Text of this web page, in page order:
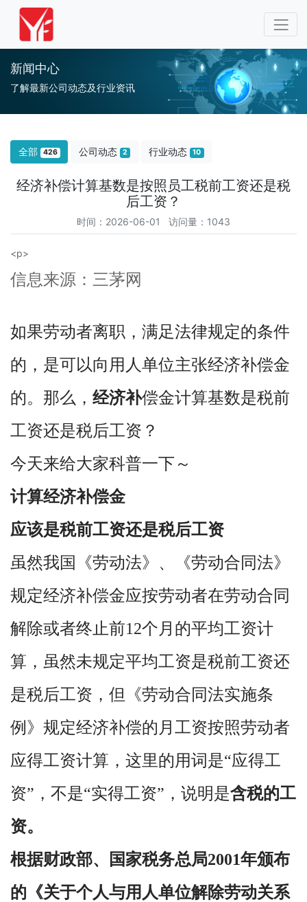
新闻中心
了解最新公司动态及行业资讯
全部 426 公司动态 2 行业动态 10
经济补偿计算基数是按照员工税前工资还是税
后工资？
时间：2026-06-01 访问量：1043
<p>
信息来源：三茅网
如果劳动者离职，满足法律规定的条件
的，是可以向用人单位主张经济补偿金
的。 那么， 经济补偿金计算基数是税前
工资还是税后工资？
今天来给大家科普一下～
计算经济补偿金
应该是税前工资还是税后工资
虽然我国《劳动法》、《劳动合同法》
规定经济补偿金应按劳动者在劳动合同
解除或者终止前12个月的平均工资计
算，虽然未规定平均工资是税前工资还
是税后工资，但《劳动合同法实施条
例》规定经济补偿的月工资按照劳动者
应得工资计算，这里的用词是“应得工
资”，不是“实得工资”， 说明是含税的工
资。
根据财政部、国家税务总局2001年颁布
的《关于个人与用人单位解除劳动关系